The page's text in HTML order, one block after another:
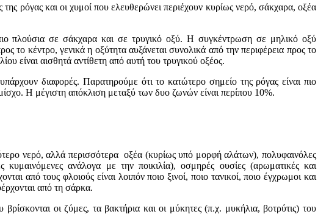
ρόγας και οι χυμοί που ελευθερώνει περιέχουν κυρίως νερό, σάκχαρα, οξέα
πλούσια σε σάκχαρα και σε τρυγικό οξύ. Η συγκέντρωση σε μηλικό οξύ
το κέντρο, γενικά η οξύτητα αυξάνεται συνολικά από την περιφέρεια προς το
είναι αισθητά αντίθετη από αυτή του τρυγικού οξέος.
διαφορές. Παρατηρούμε ότι το κατώτερο σημείο της ρόγας είναι πιο
Η μέγιστη απόκλιση μεταξύ των δυο ζωνών είναι περίπου 10%.
νερό, αλλά περισσότερα οξέα (κυρίως υπό μορφή αλάτων), πολυφαινόλες
κυμαινόμενες ανάλογα με την ποικιλία), οσμηρές ουσίες (αρωματικές και
από τους φλοιούς είναι λοιπόν ποιο ξινοί, ποιο τανικοί, ποιο έγχρωμοι και
από τη σάρκα.
οι ζύμες, τα βακτήρια και οι μύκητες (π.χ. μυκήλια, βοτρύτις) του